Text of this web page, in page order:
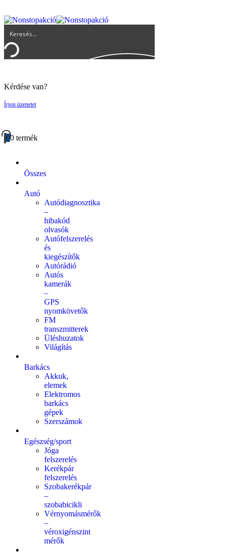
Keresés
Kérdése van?
Írjon üzenetet
00 termék
Összes
Autó
Autódiagnosztika
–
hibakód
olvasók
Autófelszerelés
és
kiegészítők
Autórádió
Autós
kamerák
–
GPS
nyomkövetők
FM
transzmitterek
Üléshuzatok
Világítás
Barkács
Akkuk,
elemek
Elektromos
barkács
gépek
Szerszámok
Egészség/sport
Jóga
felszerelés
Kerékpár
felszerelés
Szobakerékpár
–
szobabicikli
Vérnyomásmérők
–
véroxigénszint
mérők